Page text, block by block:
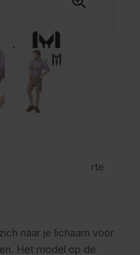
3-delig is een
heren met een korte
trachtenhemd en
heeft
naar je lichaam voor
Het model op de